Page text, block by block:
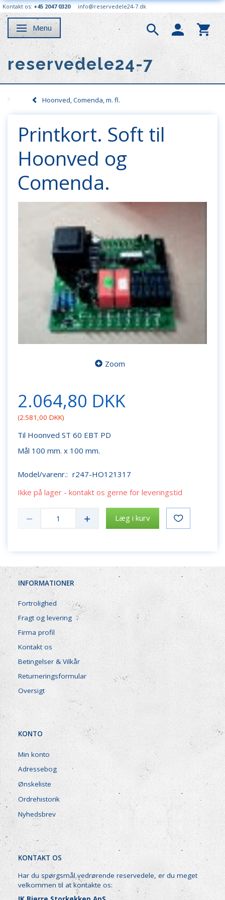
Kontakt os: +45 2047 0320 info@reservedele24-7.dk
Skifte navigation
Menu
reservedele24-7
Hoonved, Comenda, m. fl.
Printkort. Soft til
Hoonved og
Comenda.
Zoom
2.064,80 DKK
(2.581,00 DKK)
Til Hoonved ST 60 EBT PD
Mål 100 mm. x 100 mm.
Model/varenr.: r247-HO121317
Ikke på lager - kontakt os gerne for leveringstid
Læg i kurv
INFORMATIONER
Fortrolighed
Fragt og levering
Firma profil
Kontakt os
Betingelser & Vilkår
Returneringsformular
Oversigt
KONTO
Min konto
Adressebog
Ønskeliste
Ordrehistorik
Nyhedsbrev
KONTAKT OS
Har du spørgsmål vedrørende reservedele, er du meget
velkommen til at kontakte os: